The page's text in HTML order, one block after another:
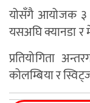
योसँगै आयोजक ३
यसअघि क्यानडा
प्रतियोगिता
कोलम्बिया र